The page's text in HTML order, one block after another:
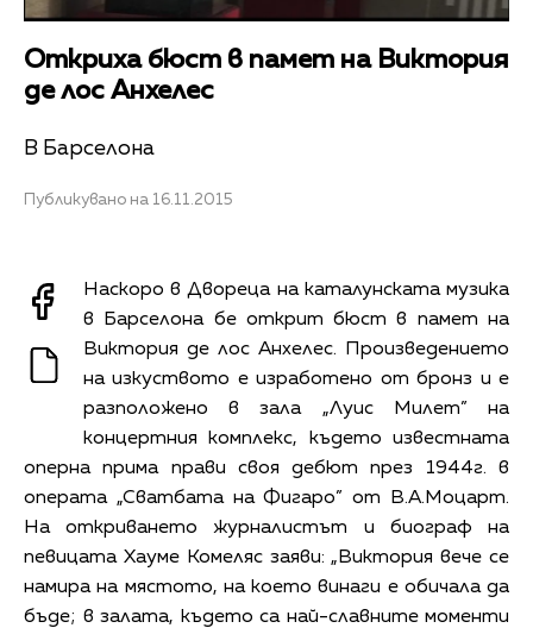
Откриха бюст в памет на Виктория
де лос Анхелес
В Барселона
Публикувано на 16.11.2015
Наскоро в Двореца на каталунската музика
в Барселона бе открит бюст в памет на
Виктория де лос Анхелес. Произведението
на изкуството е изработено от бронз и е
разположено в зала „Луис Милет” на
концертния комплекс, където известната
оперна прима прави своя дебют през 1944г. в
операта „Сватбата на Фигаро” от В.А.Моцарт.
На откриването журналистът и биограф на
певицата Хауме Комеляс заяви: „Виктория вече се
намира на мястото, на което винаги е обичала да
бъде; в залата, където са най-славните моменти